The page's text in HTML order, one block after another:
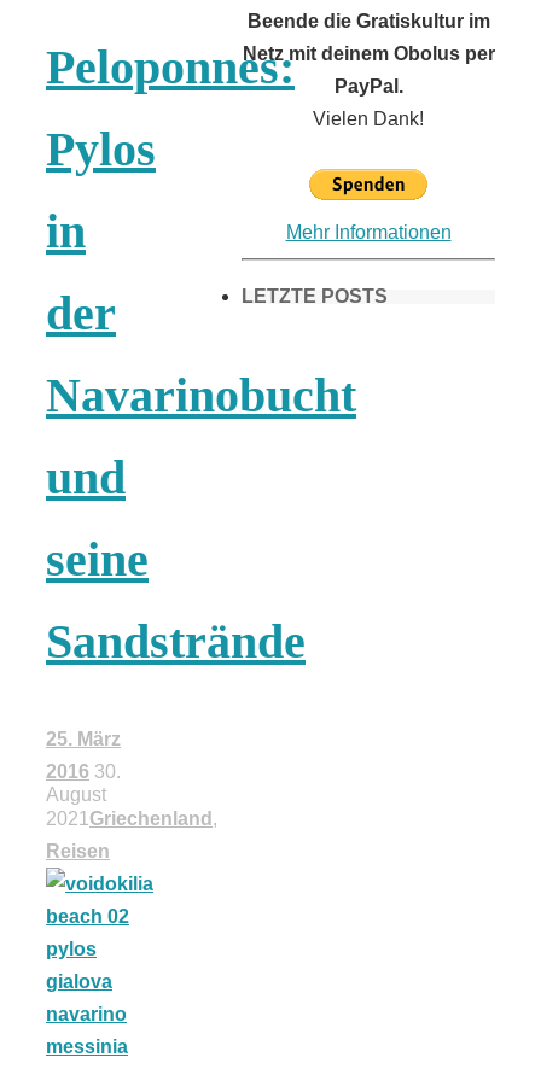
Peloponnes:
Pylos
in
der
Navarinobucht
und
seine
Sandstrände
25. März
2016 30.
August
2021Griechenland ,
Reisen
Beende die Gratiskultur im
Netz mit deinem Obolus per
PayPal.
Vielen Dank!
Mehr Informationen
LETZTE POSTS
Frühling in
18 Lieblings-